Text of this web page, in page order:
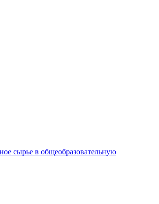
сырье в общеобразовательную